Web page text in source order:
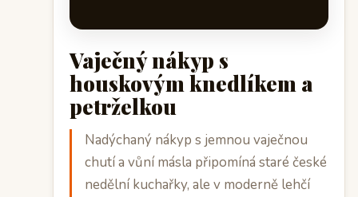
Vaječný nákyp s
houskovým knedlíkem a
petrželkou
Nadýchaný nákyp s jemnou vaječnou
chutí a vůní másla připomíná staré české
nedělní kuchařky, ale v moderně lehčí